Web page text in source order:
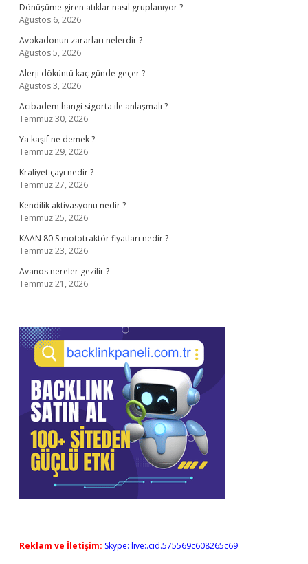
Dönüşüme giren atıklar nasıl gruplanıyor ?
Ağustos 6, 2026
Avokadonun zararları nelerdir ?
Ağustos 5, 2026
Alerji döküntü kaç günde geçer ?
Ağustos 3, 2026
Acibadem hangi sigorta ile anlaşmalı ?
Temmuz 30, 2026
Ya kaşif ne demek ?
Temmuz 29, 2026
Kraliyet çayı nedir ?
Temmuz 27, 2026
Kendilik aktivasyonu nedir ?
Temmuz 25, 2026
KAAN 80 S mototraktör fiyatları nedir ?
Temmuz 23, 2026
Avanos nereler gezilir ?
Temmuz 21, 2026
Reklam ve İletişim: Skype: live:.cid.575569c608265c69